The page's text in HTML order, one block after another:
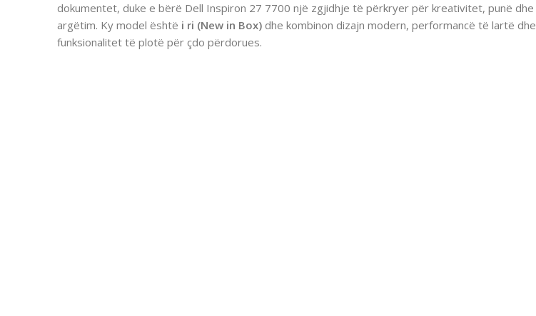
dokumentet, duke e bërë Dell Inspiron 27 7700 një zgjidhje të përkryer për kreativitet, punë dhe
argëtim. Ky model është i ri (New in Box) dhe kombinon dizajn modern, performancë të lartë dhe
funksionalitet të plotë për çdo përdorues.